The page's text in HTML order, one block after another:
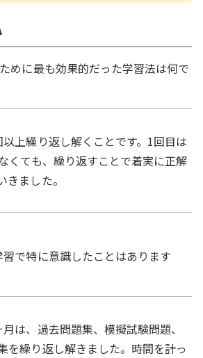
めに最も効果的だった学習法は何で
上繰り返し解くことです。1回目は
くても、繰り返すことで着実に正解
きました。
で特に意識したことはあります
は、過去問題集、模擬試験問題、
を繰り返し解きました。時間を計っ